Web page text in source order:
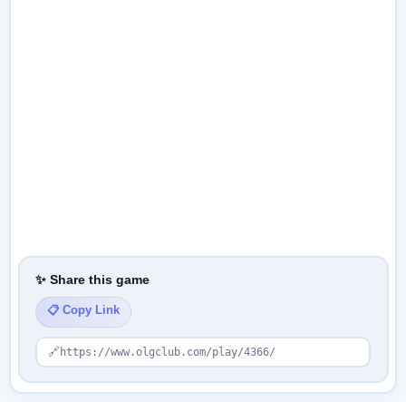
✨ Share this game
📋 Copy Link
🔗 https://www.olgclub.com/play/4366/